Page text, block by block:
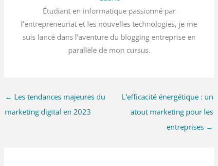
Étudiant en informatique passionné par
l'entrepreneuriat et les nouvelles technologies, je me
suis lancé dans l'aventure du blogging entreprise en
parallèle de mon cursus.
← Les tendances majeures du
marketing digital en 2023
L'efficacité énergétique : un
atout marketing pour les
entreprises →